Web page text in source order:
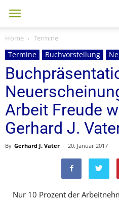
Home Termine
Termine Buchvorstellung
Arbeit Freude
Gerhard J.
By Gerhard J. Vater - 20. Januar 2017
Nur 10 Prozent der